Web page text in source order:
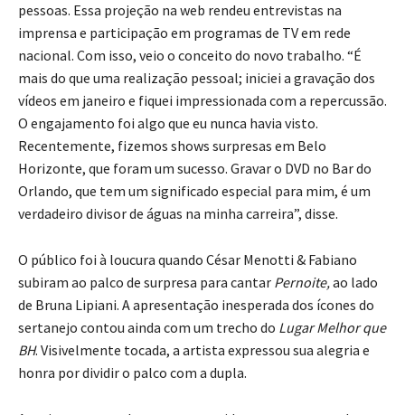
pessoas. Essa projeção na web rendeu entrevistas na
imprensa e participação em programas de TV em rede
nacional. Com isso, veio o conceito do novo trabalho. “É
mais do que uma realização pessoal; iniciei a gravação dos
vídeos em janeiro e fiquei impressionada com a repercussão.
O engajamento foi algo que eu nunca havia visto.
Recentemente, fizemos shows surpresas em Belo
Horizonte, que foram um sucesso. Gravar o DVD no Bar do
Orlando, que tem um significado especial para mim, é um
verdadeiro divisor de águas na minha carreira”, disse.
O público foi à loucura quando César Menotti & Fabiano
subiram ao palco de surpresa para cantar Pernoite,ao lado
de Bruna Lipiani. A apresentação inesperada dos ícones do
sertanejo contou ainda com um trecho do Lugar Melhor que
BH. Visivelmente tocada, a artista expressou sua alegria e
honra por dividir o palco com a dupla.